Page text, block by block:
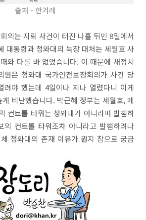
출처 - 한겨레
의는 지뢰 사건이 터진 나흘 뒤인 8일에서
대통령과 청와대의 늑장 대처는 세월호 사
와 다를 바 없었습니다. 이 때문에 새정치
원은 청와대 국가안전보장회의가 사건 당
려야 했는데 4일이나 지나 열렸다니 이게
비난했습니다. 박근혜 정부는 세월호, 메
컨트롤 타워는 청와대가 아니라며 발뺌하
의 컨트롤 타워조차 아니라고 발뺌하려나
청와대의 존재 이유가 뭔지 참으로 궁금